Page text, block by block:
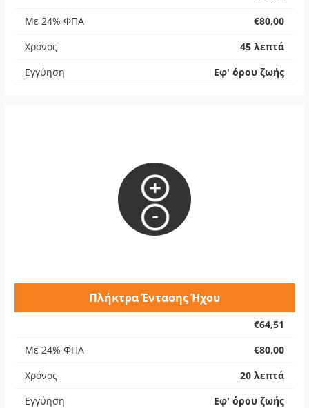
Με 24% ΦΠΑ
€80,00
Χρόνος
45 λεπτά
Εγγύηση
Εφ' όρου ζωής
Πλήκτρα Έντασης Ήχου
€64,51
Με 24% ΦΠΑ
€80,00
Χρόνος
20 λεπτά
Εγγύηση
Εφ' όρου ζωής